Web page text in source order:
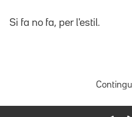
Si fa no fa, per l'estil.